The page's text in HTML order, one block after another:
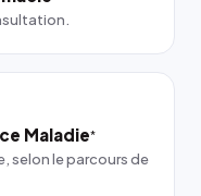
Maladie*
selon le parcours de